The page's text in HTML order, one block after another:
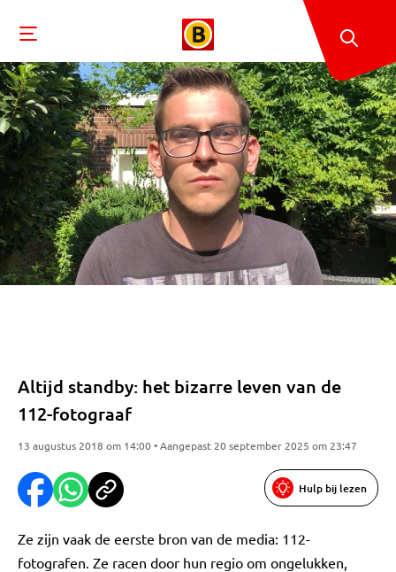
Altijd standby: het bizarre leven van de
112-fotograaf
13 augustus 2018 om 14:00 • Aangepast 20 september 2025 om 23:47
Hulp bij lezen
Ze zijn vaak de eerste bron van de media: 112-
fotografen. Ze racen door hun regio om ongelukken,